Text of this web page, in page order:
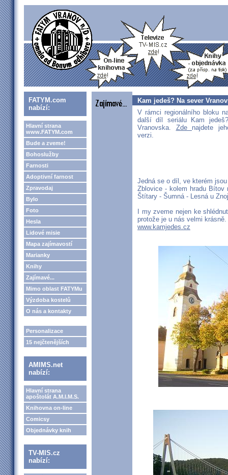
FATYM.com
nabízí:
Hlavní strana
www.FATYM.com
Bude a zveme!
Bohoslužby
Farnosti
Adoptivní farnost
Zpravodaj
Bylo
Foto
Hesla
Lidové misie
Mapa zajímavostí
Marianky
Knihy
Zajímavé...
Mimo oblast FATYMu
Výzdoba kostelů
O nás a kontakty
Personalizace
15 nejčtenějších
AMIMS.net
nabízí:
Hlavní strana
apoštolát A.M.I.M.S.
Knihovna on-line
Comicsy
Objednávky knih
TV-MIS.cz
nabízí:
Kam jedeš? Na sever
V rámci regionálního bloku
další díl seriálu Kam
Vranovska. Zde najdete
verzi.
Jedná se o díl, ve kterém
Zblovice - kolem hradu Bítov
Štítary - Šumná - Lesná u
I my zveme nejen ke
protože je u nás velmi krásně.
www.kamjedes.cz